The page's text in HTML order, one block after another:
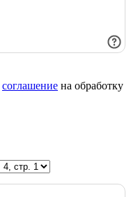
соглашение на обработку